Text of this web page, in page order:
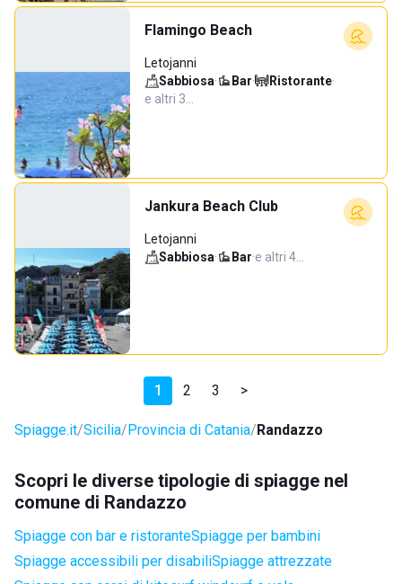
Flamingo Beach
Letojanni
Sabbiosa· Bar· Ristorante·
e altri 3…
Jankura Beach Club
Letojanni
Sabbiosa· Bar·e altri 4…
1 2 3 >
Spiagge.it Sicilia Provincia di Catania Randazzo
Scopri le diverse tipologie di spiagge nel
comune di Randazzo
Spiagge con bar e ristoranteSpiagge per bambini
Spiagge accessibili per disabiliSpiagge attrezzate